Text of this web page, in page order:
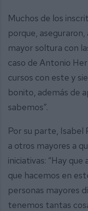
Muchos de los
porque,
mayor soltura con
caso de Antonio
cursos con este y
bonito, además de
sabemos”.
Por su parte, Isabel
a otros mayores a
iniciativas: “Hay
que hacemos en
personas mayores
tenemos tantas